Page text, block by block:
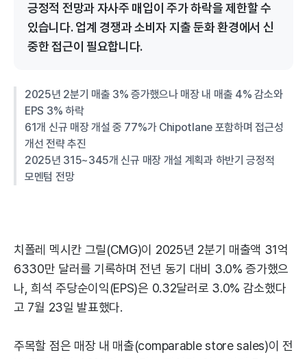
긍정적 전망과 자사주 매입이 주가 하락을 제한할 수
있습니다. 업계 경쟁과 소비자 지출 둔화 환경에서 신
중한 접근이 필요합니다.
2025년 2분기 매출 3% 증가했으나 매장 내 매출 4% 감소와
EPS 3% 하락
61개 신규 매장 개설 중 77%가 Chipotlane 포함하며 접근성
개선 전략 추진
2025년 315~345개 신규 매장 개설 계획과 하반기 긍정적
모멘텀 전망
치폴레 멕시칸 그릴(CMG)이 2025년 2분기 매출액 31억
6330만 달러를 기록하며 전년 동기 대비 3.0% 증가했으
나, 희석 주당순이익(EPS)은 0.32달러로 3.0% 감소했다
고 7월 23일 발표했다.
주목할 점은 매장 내 매출(comparable store sales)이 전